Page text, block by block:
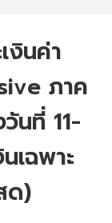
งินค่า
ภาค
นที่ 11-
เฉพาะ
ด)